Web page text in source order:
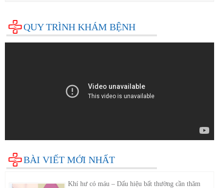
QUY TRÌNH KHÁM BỆNH
BÀI VIẾT MỚI NHẤT
Khí hư có máu – Dấu hiệu bất thường cần thăm